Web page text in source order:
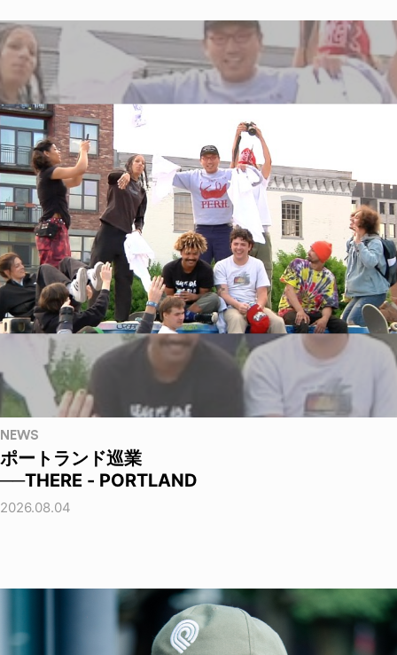
NEWS
ポートランド巡業
──THERE - PORTLAND
2026.08.04